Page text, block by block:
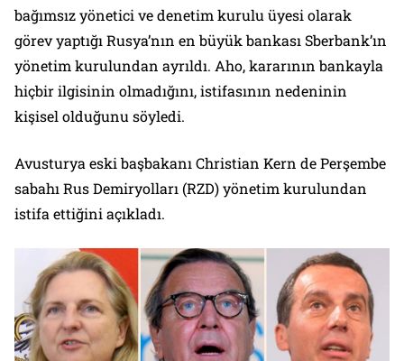
bağımsız yönetici ve denetim kurulu üyesi olarak
görev yaptığı Rusya’nın en büyük bankası Sberbank’ın
yönetim kurulundan ayrıldı. Aho, kararının bankayla
hiçbir ilgisinin olmadığını, istifasının nedeninin
kişisel olduğunu söyledi.
Avusturya eski başbakanı Christian Kern de Perşembe
sabahı Rus Demiryolları (RZD) yönetim kurulundan
istifa ettiğini açıkladı.